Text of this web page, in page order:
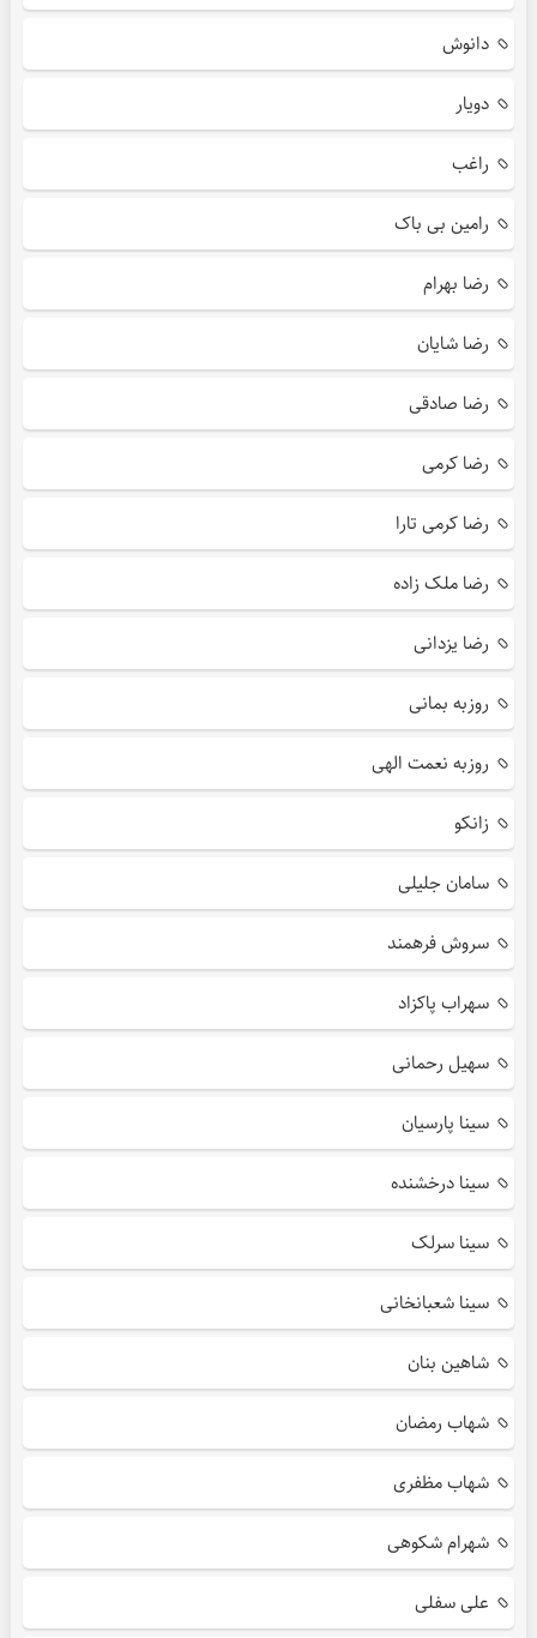
دانوش
دویار
راغب
رامین بی باک
رضا بهرام
رضا شایان
رضا صادقی
رضا کرمی
رضا کرمی تارا
رضا ملک زاده
رضا یزدانی
روزبه بمانی
روزبه نعمت الهی
زانکو
سامان جلیلی
سروش فرهمند
سهراب پاکزاد
سهیل رحمانی
سینا پارسیان
سینا درخشنده
سینا سرلک
سینا شعبانخانی
شاهین بنان
شهاب رمضان
شهاب مظفری
شهرام شکوهی
علی سفلی